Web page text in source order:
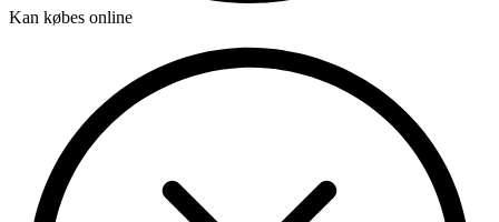
Kan købes online